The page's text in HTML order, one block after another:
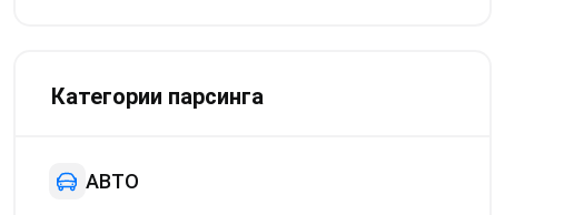
Категории парсинга
АВТО